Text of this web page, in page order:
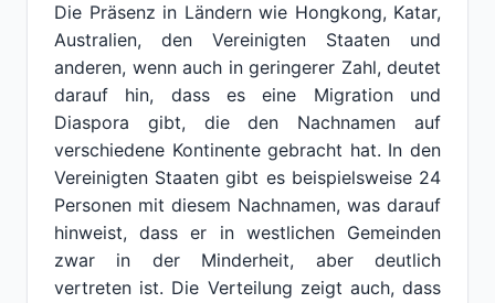
Die Präsenz in Ländern wie Hongkong, Katar,
Australien, den Vereinigten Staaten und
anderen, wenn auch in geringerer Zahl, deutet
darauf hin, dass es eine Migration und
Diaspora gibt, die den Nachnamen auf
verschiedene Kontinente gebracht hat. In den
Vereinigten Staaten gibt es beispielsweise 24
Personen mit diesem Nachnamen, was darauf
hinweist, dass er in westlichen Gemeinden
zwar in der Minderheit, aber deutlich
vertreten ist. Die Verteilung zeigt auch, dass